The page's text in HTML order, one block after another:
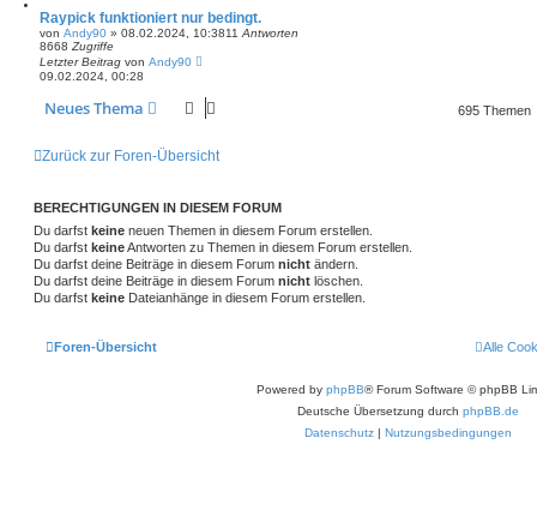
Raypick funktioniert nur bedingt.
von Andy90 » 08.02.2024, 10:3811 Antworten
8668 Zugriffe
Letzter Beitrag von Andy90
09.02.2024, 00:28
Neues Thema 695 Themen
Zurück zur Foren-Übersicht
BERECHTIGUNGEN IN DIESEM FORUM
Du darfst keine neuen Themen in diesem Forum erstellen.
Du darfst keineAntworten zu Themen in diesem Forum erstellen.
Du darfst deine Beiträge in diesem Forum nicht ändern.
Du darfst deine Beiträge in diesem Forum nicht löschen.
Du darfst keine Dateianhänge in diesem Forum erstellen.
Foren-Übersicht Alle
Powered by phpBB® Forum Software © phpBB
Deutsche Übersetzung durch phpBB.de
Datenschutz | Nutzungsbedingungen